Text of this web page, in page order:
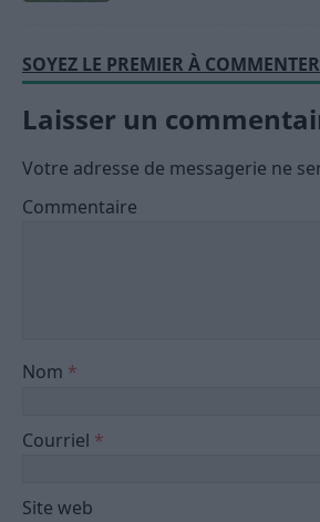
SOYEZ LE PREMIER À COMMENTER
Laisser un
Votre adresse de messagerie ne
Commentaire
Nom *
Courriel *
Site web